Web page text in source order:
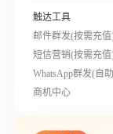
触达工具
邮件群发(按需充值
短信营销(按需充值
WhatsApp群发(自
商机中心